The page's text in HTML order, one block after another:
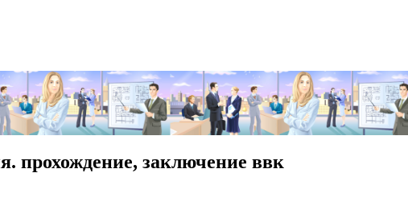
прохождение, заключение ввк